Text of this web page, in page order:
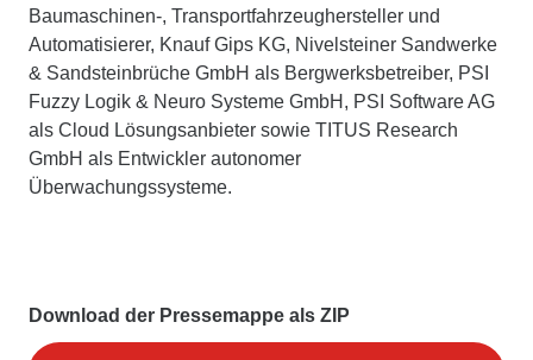
Baumaschinen-, Transportfahrzeughersteller und
Automatisierer, Knauf Gips KG, Nivelsteiner Sandwerke
& Sandsteinbrüche GmbH als Bergwerksbetreiber, PSI
Fuzzy Logik & Neuro Systeme GmbH, PSI Software AG
als Cloud Lösungsanbieter sowie TITUS Research
GmbH als Entwickler autonomer
Überwachungssysteme.
Download der Pressemappe als ZIP